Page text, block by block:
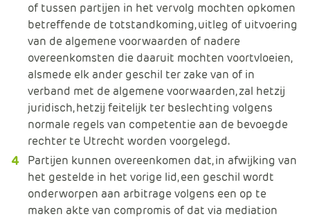
of tussen partijen in het vervolg mochten opkomen
betreffende de totstandkoming, uitleg of uitvoering
van de algemene voorwaarden of nadere
overeenkomsten die daaruit mochten voortvloeien,
alsmede elk ander geschil ter zake van of in
verband met de algemene voorwaarden, zal hetzij
juridisch, hetzij feitelijk ter beslechting volgens
normale regels van competentie aan de bevoegde
rechter te Utrecht worden voorgelegd.
Partijen kunnen overeenkomen dat, in afwijking van
het gestelde in het vorige lid, een geschil wordt
onderworpen aan arbitrage volgens een op te
maken akte van compromis of dat via mediation